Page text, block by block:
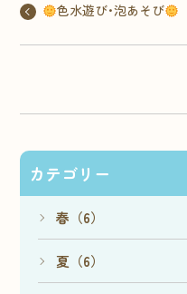
色水遊び･泡あそび
カテゴリー
春（6）
夏（6）